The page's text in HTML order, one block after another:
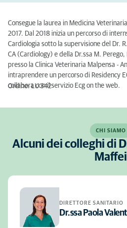
Consegue la laurea in Medicina
2017. Dal 2018 inizia un percorso di
Cardiologia sotto la supervisione del Dr.
CA (Cardiology) e della Dr.ssa M.
presso la Clinica Veterinaria Malpensa -
intraprendere un percorso di Residency
collabora con il servizio Ecg on the web.
Ordine: LU 342
CHI SIAMO
Alcuni dei colleghi di
Maffei
DIRETTORE SANITARIO
Dr.ssa Paola